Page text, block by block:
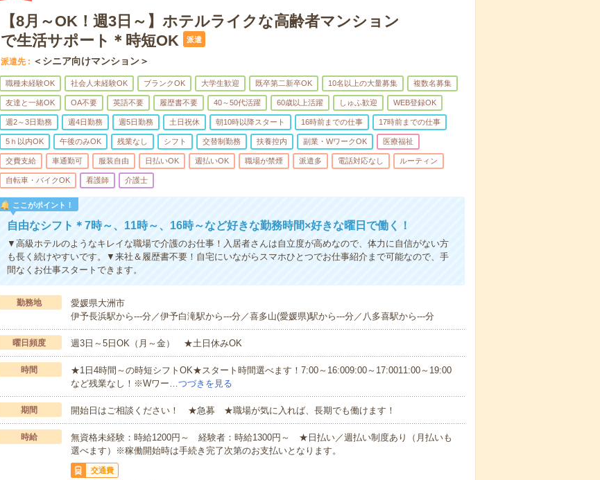
【8月～OK！週3日～】ホテルライクな高齢者マンション
で生活サポート＊時短OK
派遣
派遣先 ＜シニア向けマンション＞
職種未経験OK 社会人未経験OK ブランクOK 大学生歓迎 既卒第二新卒OK 10名以上の大量募集 複数名募集
友達と一緒OK OA不要 英語不要 履歴書不要 40～50代活躍 60歳以上活躍 しゅふ歓迎 WEB登録OK
週2～3日勤務 週4日勤務 週5日勤務 土日祝休 朝10時以降スタート 16時前までの仕事 17時前までの仕事
5ｈ以内OK 午後のみOK 残業なし シフト 交替制勤務 扶養控内 副業・WワークOK 医療福祉
交費支給 車通勤可 服装自由 日払いOK 週払いOK 職場が禁煙 派遣多 電話対応なし ルーティン
自転車・バイクOK 看護師 介護士
ここがポイント！
自由なシフト＊7時～、11時～、16時～など好きな勤務時間×好きな曜日で働く！
▼高級ホテルのようなキレイな職場で介護のお仕事！入居者さんは自立度が高めなので、体力に自信がない方
も長く続けやすいです。▼来社＆履歴書不要！自宅にいながらスマホひとつでお仕事紹介まで可能なので、手
間なくお仕事スタートできます。
勤務地
愛媛県大洲市
伊予長浜駅から---分／伊予白滝駅から---分／喜多山(愛媛県)駅から---分／八多喜駅から---分
曜日頻度 週3日～5日OK（月～金） ★土日休みOK
時間
★1日4時間～の時短シフトOK★スタート時間選べます！7:00～16:009:00～17:0011:00～19:00
など残業なし！※Wワー…つづきを見る
期間 開始日はご相談ください！ ★急募 ★職場が気に入れば、長期でも働けます！
時給
無資格未経験：時給1200円～ 経験者：時給1300円～ ★日払い／週払い制度あり（月払いも
選べます）※稼働開始時は手続き完了次第のお支払いとなります。
交通費